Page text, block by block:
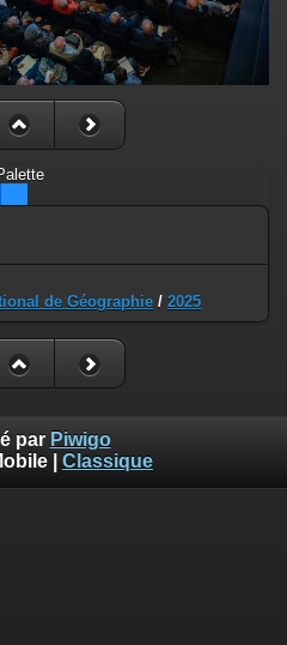
de Géographie / 2025
par Piwigo
Classique